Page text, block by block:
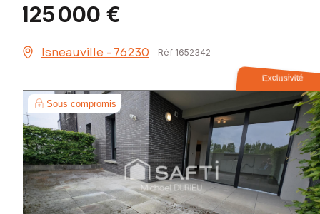
125 000 €
Isneauville - 76230 Réf 1652342
Exclusivité
Sous compromis